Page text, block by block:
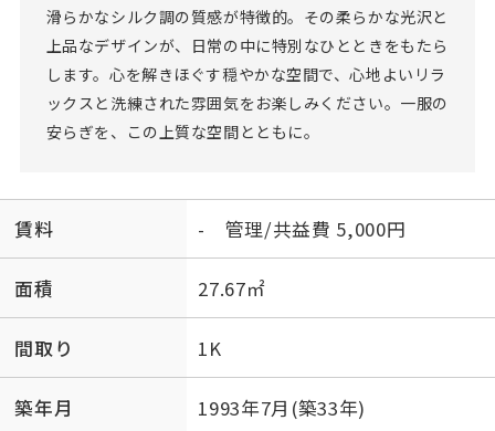
滑らかなシルク調の質感が特徴的。その柔らかな光沢と
上品なデザインが、日常の中に特別なひとときをもたら
します。心を解きほぐす穏やかな空間で、心地よいリラ
ックスと洗練された雰囲気をお楽しみください。一服の
安らぎを、この上質な空間とともに。
賃料 - 管理/共益費 5,000円
面積 27.67㎡
間取り 1K
築年月 1993年7月(築33年)